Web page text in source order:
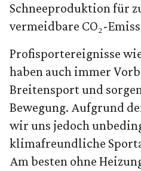
Schneeproduktion für
vermeidbare CO₂-
Profisportereignisse
haben auch immer
Breitensport und
Bewegung. Aufgrund
wir uns jedoch
klimafreundliche
Am besten ohne